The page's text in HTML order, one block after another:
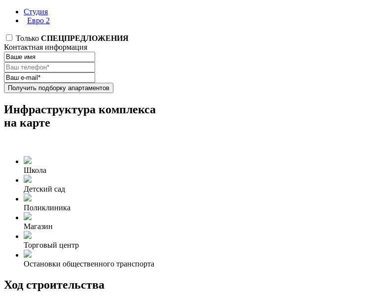
Студия
Евро 2
Только СПЕЦПРЕДЛОЖЕНИЯ
Контактная информация
Получить подборку апартаментов
Инфраструктура комплекса
на карте
Школа
Детский сад
Поликлиника
Магазин
Торговый центр
Остановки общественного транспорта
Ход строительства